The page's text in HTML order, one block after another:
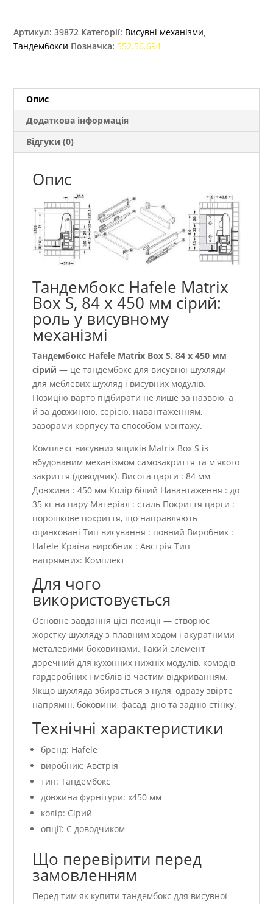
84
сірий
кількість
Артикул:39872 Категорії: Висувні механізми
Тандембокси Позначка: 552.56.694
Опис
Додаткова інформація
Відгуки (0)
Опис
Тандембокс Hafele Matrix
Box S, 84 х 450 мм сірий:
роль у висувному
механізмі
Тандембокс Hafele Matrix Box S, 84 х 450 мм
сірий — це тандембокс для висувної шухляди
для меблевих шухляд і висувних модулів.
Позицію варто підбирати не лише за назвою, а
й за довжиною, серією, навантаженням,
зазорами корпусу та способом монтажу.
Комплект висувних ящиків Matrix Box S із
вбудованим механізмом самозакриття та м'якого
закриття (доводчик). Висота царги : 84 мм
Довжина : 450 мм Колір білий Навантаження : до
35 кг на пару Матеріал : сталь Покриття царги :
порошкове покриття, що направляють
оцинковані Тип висування : повний Виробник :
Hafele Країна виробник : Австрія Тип
напрямних: Комплект
Для чого
використовується
Основне завдання цієї позиції — створює
жорстку шухляду з плавним ходом і акуратними
металевими боковинами. Такий елемент
доречний для кухонних нижніх модулів, комодів,
гардеробних і меблів із частим відкриванням.
Якщо шухляда збирається з нуля, одразу звірте
напрямні, боковини, фасад, дно та задню стінку.
Технічні характеристики
бренд: Hafele
виробник: Австрія
тип: Тандембокс
довжина фурнітури: x450 мм
колір: Сірий
опції: С доводчиком
Що перевірити перед
замовленням
Перед тим як купити тандембокс для висувної